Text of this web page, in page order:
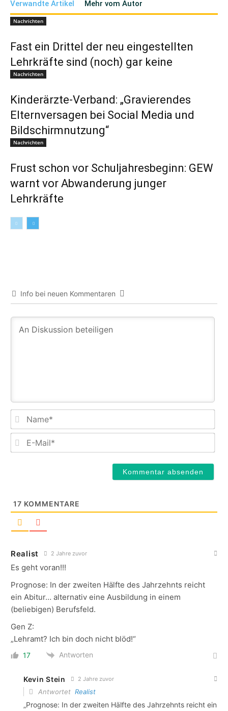
Verwandte Artikel Mehr vom Autor
Nachrichten
Fast ein Drittel der neu eingestellten
Lehrkräfte sind (noch) gar keine
Nachrichten
Kinderärzte-Verband: „Gravierendes
Elternversagen bei Social Media und
Bildschirmnutzung“
Nachrichten
Frust schon vor Schuljahresbeginn: GEW
warnt vor Abwanderung junger
Lehrkräfte
Info bei neuen Kommentaren
E-
17 KOMMENTARE
Realist 2 Jahre zuvor
Es geht voran!!!
Prognose: In der zweiten Hälfte des Jahrzehnts reicht
ein Abitur… alternativ eine Ausbildung in einem
(beliebigen) Berufsfeld.
Gen Z:
„Lehramt? Ich bin doch nicht blöd!“
17 Antworten
Kevin Stein 2 Jahre zuvor
Antwortet Realist
„Prognose: In der zweiten Hälfte des Jahrzehnts reicht ein